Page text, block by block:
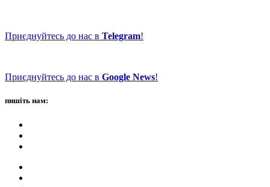
Приєднуйтесь до нас в Telegram!
Приєднуйтесь до нас в Google News!
пишіть нам: